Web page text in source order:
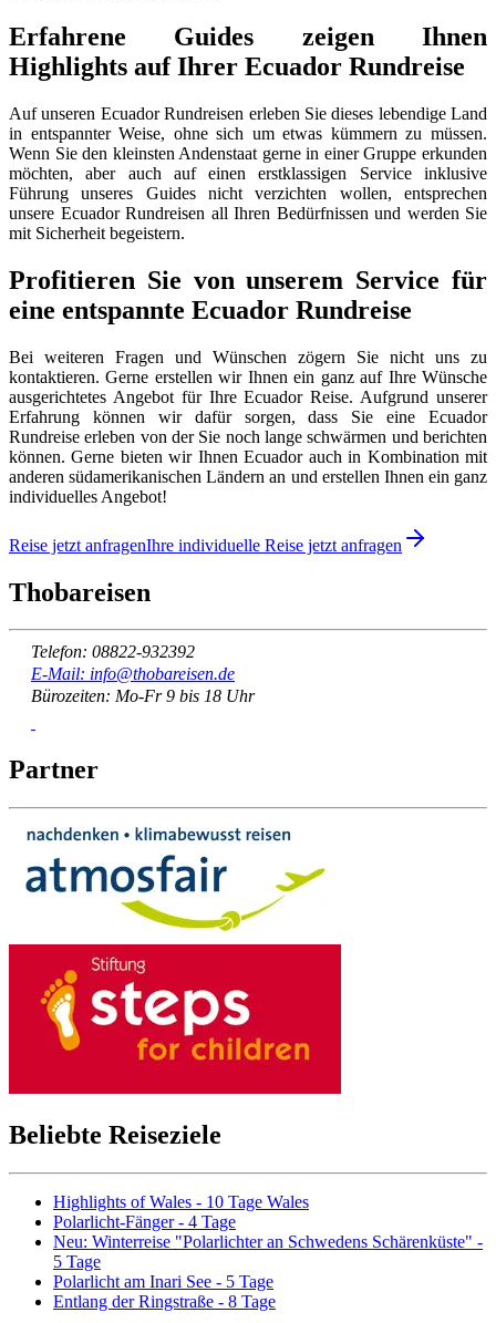
Erfahrene Guides zeigen Ihnen
Highlights auf Ihrer Ecuador Rundreise
Auf unseren Ecuador Rundreisen erleben Sie dieses lebendige Land
in entspannter Weise, ohne sich um etwas kümmern zu müssen.
Wenn Sie den kleinsten Andenstaat gerne in einer Gruppe erkunden
möchten, aber auch auf einen erstklassigen Service inklusive
Führung unseres Guides nicht verzichten wollen, entsprechen
unsere Ecuador Rundreisen all Ihren Bedürfnissen und werden Sie
mit Sicherheit begeistern.
Profitieren Sie von unserem Service für
eine entspannte Ecuador Rundreise
Bei weiteren Fragen und Wünschen zögern Sie nicht uns zu
kontaktieren. Gerne erstellen wir Ihnen ein ganz auf Ihre Wünsche
ausgerichtetes Angebot für Ihre Ecuador Reise. Aufgrund unserer
Erfahrung können wir dafür sorgen, dass Sie eine Ecuador
Rundreise erleben von der Sie noch lange schwärmen und berichten
können. Gerne bieten wir Ihnen Ecuador auch in Kombination mit
anderen südamerikanischen Ländern an und erstellen Ihnen ein ganz
individuelles Angebot!
Reise jetzt anfragenIhre individuelle Reise jetzt anfragen
Thobareisen
Telefon: 08822-932392
E-Mail: info@thobareisen.de
Bürozeiten: Mo-Fr 9 bis 18 Uhr
Partner
Beliebte Reiseziele
Highlights of Wales - 10 Tage Wales
Polarlicht-Fänger - 4 Tage
Neu: Winterreise "Polarlichter an Schwedens Schärenküste" -
5 Tage
Polarlicht am Inari See - 5 Tage
Entlang der Ringstraße - 8 Tage